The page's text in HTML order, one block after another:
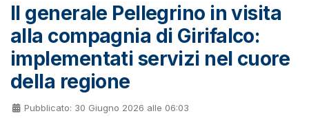
Il generale Pellegrino in visita
alla compagnia di Girifalco:
implementati servizi nel cuore
della regione
Pubblicato: 30 Giugno 2026 alle 06:03